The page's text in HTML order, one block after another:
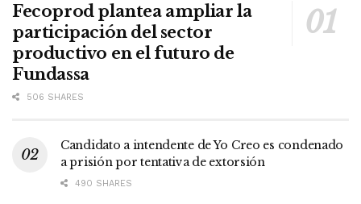
Fecoprod plantea ampliar la
participación del sector
productivo en el futuro de
Fundassa
506 SHARES
Candidato a intendente de Yo Creo es condenado
a prisión por tentativa de extorsión
490 SHARES